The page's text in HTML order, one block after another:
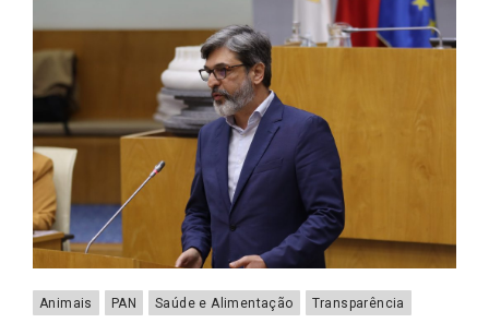
Animais PAN Saúde e Alimentação Transparência